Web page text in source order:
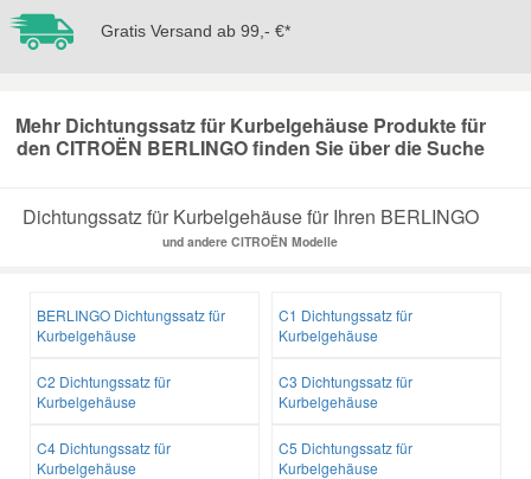
Gratis Versand ab 99,- €*
Mehr Dichtungssatz für Kurbelgehäuse Produkte für
den CITROËN BERLINGO finden Sie über die Suche
Dichtungssatz für Kurbelgehäuse für Ihren BERLINGO
und andere CITROËN Modelle
BERLINGO Dichtungssatz für
Kurbelgehäuse
C1 Dichtungssatz für
Kurbelgehäuse
C2 Dichtungssatz für
Kurbelgehäuse
C3 Dichtungssatz für
Kurbelgehäuse
C4 Dichtungssatz für
Kurbelgehäuse
C5 Dichtungssatz für
Kurbelgehäuse
Mazda Ersatzteile
Mitsubishi Ersatzteile
Nissan Ersatzteile
Porsche Ersatzteile
Seat Ersatzteile